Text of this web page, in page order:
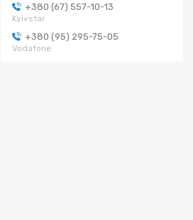
+380 (67) 557-10-13
Kyivstar
+380 (95) 295-75-05
Vodafone